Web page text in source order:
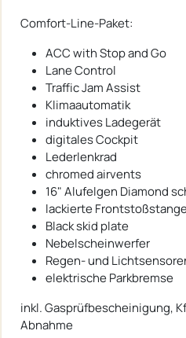
Comfort-Line-Paket:
ACC with Stop and Go
Lane Control
Traffic Jam Assist
Klimaautomatik
induktives Ladegerät
digitales Cockpit
Lederlenkrad
chromed airvents
16" Alufelgen Diamond
lackierte
Black skid plate
Nebelscheinwerfer
Regen- und
elektrische Parkbremse
inkl. Gasprüfbescheinigung,
Abnahme